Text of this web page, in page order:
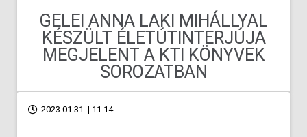
GELEI ANNA LAKI MIHÁLLYAL
KÉSZÜLT ÉLETÚTINTERJÚJA
MEGJELENT A KTI KÖNYVEK
SOROZATBAN
2023.01.31. | 11:14